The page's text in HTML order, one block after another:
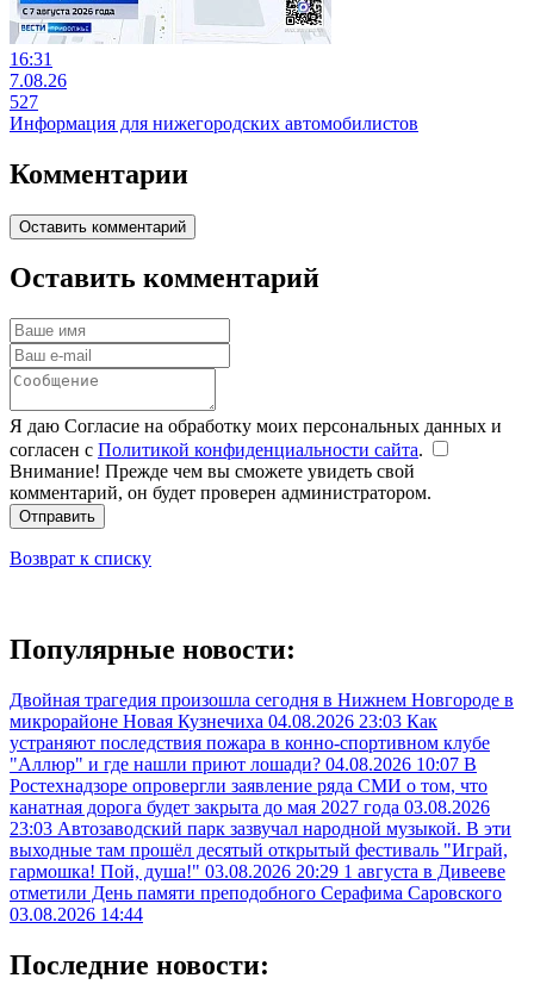
16:31
7.08.26
527
Информация для нижегородских автомобилистов
Комментарии
Оставить комментарий
Оставить комментарий
Я даю Согласие на обработку моих персональных данных и
согласен с Политикой конфиденциальности сайта.
Внимание! Прежде чем вы сможете увидеть свой
комментарий, он будет проверен администратором.
Отправить
Возврат к списку
Популярные новости:
Двойная трагедия произошла сегодня в Нижнем Новгороде в
микрорайоне Новая Кузнечиха 04.08.2026 23:03 Как
устраняют последствия пожара в конно-спортивном клубе
"Аллюр" и где нашли приют лошади? 04.08.2026 10:07 В
Ростехнадзоре опровергли заявление ряда СМИ о том, что
канатная дорога будет закрыта до мая 2027 года 03.08.2026
23:03 Автозаводский парк зазвучал народной музыкой. В эти
выходные там прошёл десятый открытый фестиваль "Играй,
гармошка! Пой, душа!" 03.08.2026 20:29 1 августа в Дивееве
отметили День памяти преподобного Серафима Саровского
03.08.2026 14:44
Последние новости: